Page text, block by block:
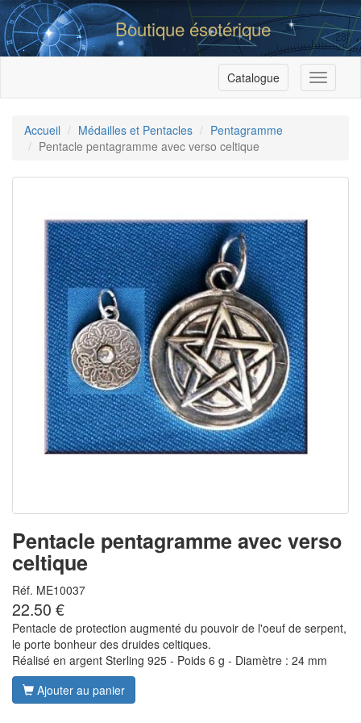
Boutique ésotérique
Menu
Catalogue
Accueil Médailles et Pentacles
Pentagramme
Pentacle pentagramme avec verso celtique
Pentacle pentagramme avec verso
celtique
Réf. ME10037
22.50 €
Pentacle de protection augmenté du pouvoir de l'oeuf de serpent,
le porte bonheur des druides celtiques.
Réalisé en argent Sterling 925 - Poids 6 g - Diamètre : 24 mm
Ajouter au panier